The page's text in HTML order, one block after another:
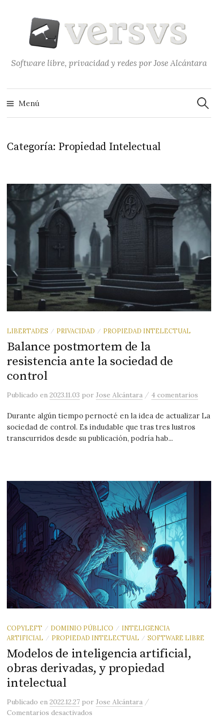
contenido
Software libre, privacidad y redes por Jose Alcántara
Menú
Categoría: Propiedad Intelectual
LIBERTADES / PRIVACIDAD / PROPIEDAD INTELECTUAL
Balance postmortem de la
resistencia ante la sociedad de
control
Publicadoen2023.11.03 porJose Alcántara /4 comentarios
Durante algún tiempo pernocté en la idea de actualizar La
sociedad de control. Es indudable que tras tres lustros
transcurridos desde su publicación, podría hab...
COPYLEFT / DOMINIO PÚBLICO / INTELIGENCIA
ARTIFICIAL
/ PROPIEDAD INTELECTUAL / SOFTWARE LIBRE
Modelos de inteligencia artificial,
obras derivadas, y propiedad
intelectual
Publicadoen2022.12.27 porJose Alcántara /
Comentarios desactivados